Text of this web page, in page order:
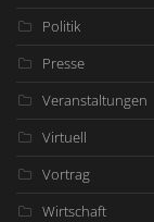
Politik
Presse
Veranstaltungen
Virtuell
Vortrag
Wirtschaft